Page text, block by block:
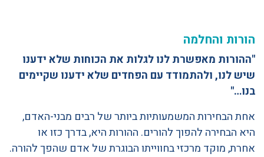
הורות והחלמה
"ההורות מאפשרת לנו לגלות את הכוחות שלא ידענו
שיש לנו, ולהתמודד עם הפחדים שלא ידענו שקיימים
בנו…"
אחת הבחירות המשמעותיות ביותר של רבים מבני-האדם,
היא הבחירה להפוך להורים. ההורות היא, בדרך כזו או
אחרת, מוקד מרכזי בחווייתו הבוגרת של אדם שהפך להורה.